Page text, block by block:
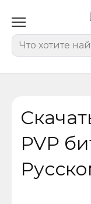
содержанию
PVP